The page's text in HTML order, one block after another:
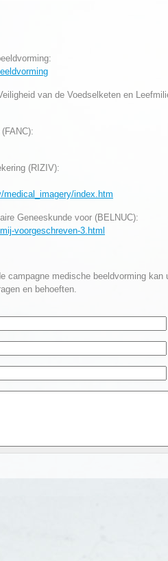
van de Voedselketen en
(RIZIV):
medical_imagery/index.htm
Geneeskunde voor (BELNUC):
voorgeschreven-3.html
campagne medische beeldvorming
en behoeften.